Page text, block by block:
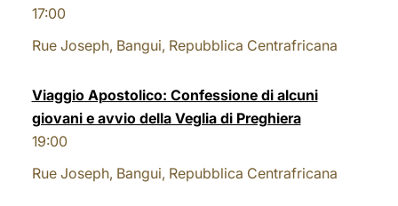
17:00
Rue Joseph, Bangui, Repubblica Centrafricana
Viaggio Apostolico: Confessione di alcuni
giovani e avvio della Veglia di Preghiera
19:00
Rue Joseph, Bangui, Repubblica Centrafricana